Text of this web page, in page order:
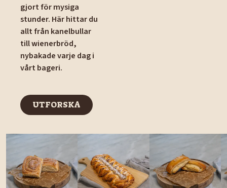
gjort för mysiga
stunder. Här hittar du
allt från kanelbullar
till wienerbröd,
nybakade varje dag i
vårt bageri.
UTFORSKA
UTFORSKA